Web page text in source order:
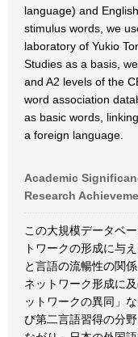
language) and
stimulus words, we
laboratory of Yukio
Studies as a basis,
and A2 levels of the
word association
as basic words,
a foreign language.
Academic
Research
この大規模データベ
トワークの形成に与
と言語の流暢性の関
ネットワーク形成に
ットワークの異同」
び第二言語習得の分